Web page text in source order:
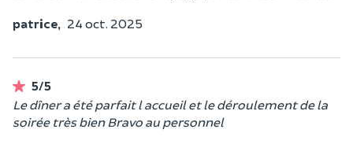
patrice, 24 oct. 2025
5/5
Le dîner a été parfait l accueil et le déroulement de la
soirée très bien Bravo au personnel